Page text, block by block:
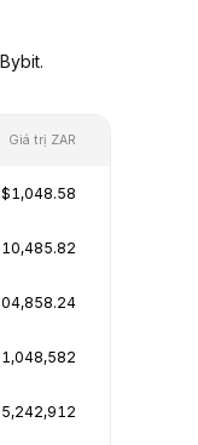
Giá trị ZAR
$1,048.58